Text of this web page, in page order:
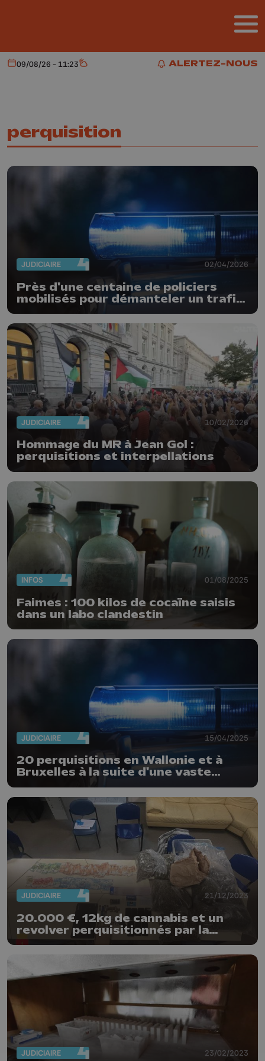
ALERTEZ-NOUS
ALERTEZ-NOUS
Aujourd'hui
09/08/26 - 11:23 Météo
perquisition
JUDICIAIRE 02/04/2026
Près d'une centaine de policiers
mobilisés pour démanteler un trafic
de stupéfiants dans 4 communes
JUDICIAIRE 10/02/2026
Hommage du MR à Jean Gol :
perquisitions et interpellations
INFOS 01/08/2025
Faimes : 100 kilos de cocaïne saisis
dans un labo clandestin
JUDICIAIRE 15/04/2025
20 perquisitions en Wallonie et à
Bruxelles à la suite d'une vaste
JUDICIAIRE 21/12/2023
20.000 €, 12kg de cannabis et un
revolver perquisitionnés par la
police de Liège
JUDICIAIRE 23/02/2023